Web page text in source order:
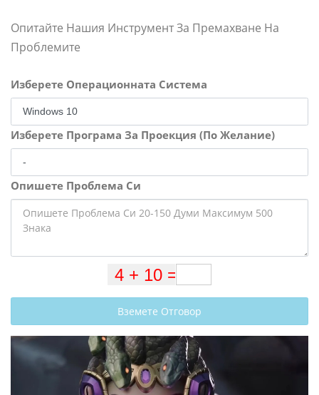
Опитайте Нашия Инструмент За Премахване На
Проблемите
Изберете Операционната Система
Изберете Програма За Проекция (По Желание)
Опишете Проблема Си
Вземете Отговор